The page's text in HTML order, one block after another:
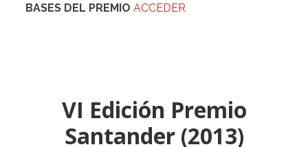
BASES DEL PREMIOACCEDER
VI Edición Premio
Santander (2013)